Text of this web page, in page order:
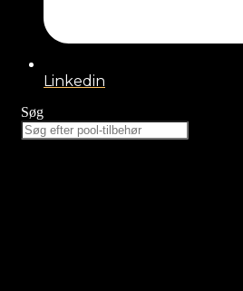
Linkedin
Søg